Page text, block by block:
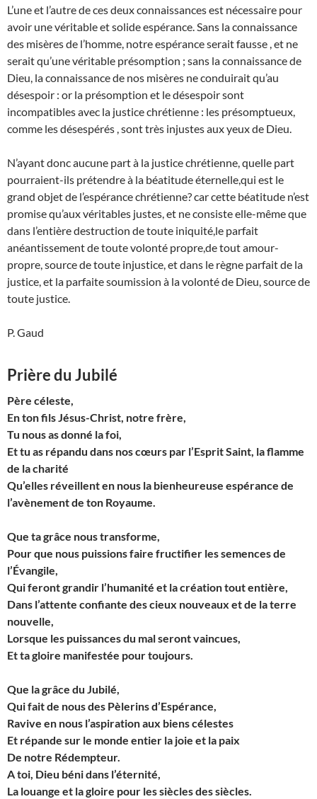
L’une et l’autre de ces deux connaissances est nécessaire pour
avoir une véritable et solide espérance. Sans la connaissance
des misères de l’homme, notre espérance serait fausse , et ne
serait qu’une véritable présomption ; sans la connaissance de
Dieu, la connaissance de nos misères ne conduirait qu’au
désespoir : or la présomption et le désespoir sont
incompatibles avec la justice chrétienne : les présomptueux,
comme les désespérés , sont très injustes aux yeux de Dieu.
N’ayant donc aucune part à la justice chrétienne, quelle part
pourraient-ils prétendre à la béatitude éternelle,qui est le
grand objet de l’espérance chrétienne? car cette béatitude n’est
promise qu’aux véritables justes, et ne consiste elle-même que
dans l’entière destruction de toute iniquité,le parfait
anéantissement de toute volonté propre,de tout amour-
propre, source de toute injustice, et dans le règne parfait de la
justice, et la parfaite soumission à la volonté de Dieu, source de
toute justice.
P. Gaud
Prière du Jubilé
Père céleste,
En ton fils Jésus-Christ, notre frère,
Tu nous as donné la foi,
Et tu as répandu dans nos cœurs par l’Esprit Saint, la flamme
de la charité
Qu’elles réveillent en nous la bienheureuse espérance de
l’avènement de ton Royaume.
Que ta grâce nous transforme,
Pour que nous puissions faire fructifier les semences de
l’Évangile,
Qui feront grandir l’humanité et la création tout entière,
Dans l’attente confiante des cieux nouveaux et de la terre
nouvelle,
Lorsque les puissances du mal seront vaincues,
Et ta gloire manifestée pour toujours.
Que la grâce du Jubilé,
Qui fait de nous des Pèlerins d’Espérance,
Ravive en nous l’aspiration aux biens célestes
Et répande sur le monde entier la joie et la paix
De notre Rédempteur.
A toi, Dieu béni dans l’éternité,
La louange et la gloire pour les siècles des siècles.